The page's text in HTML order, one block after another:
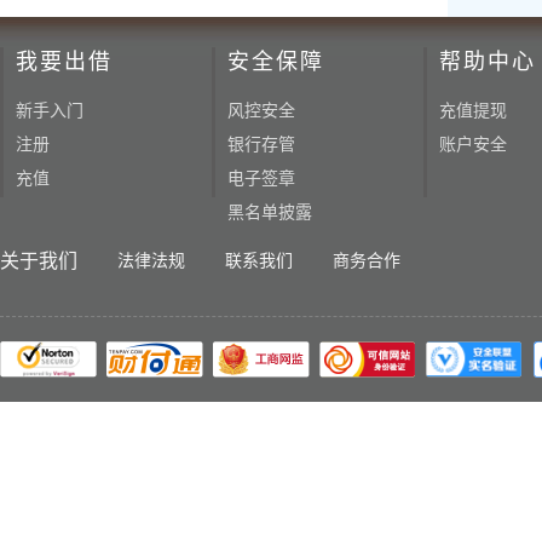
我要出借
新手入门
注册
充值
安全保障
风控安全
银行存管
电子签章
黑名单披露
帮助中心
充值提现
账户安全
关于我们 法律法规 联系我们 商务合作